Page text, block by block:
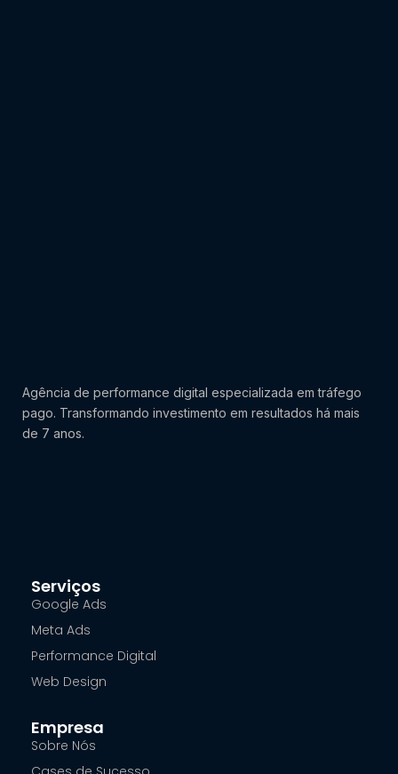
Agência de performance digital especializada em tráfego
pago. Transformando investimento em resultados há mais
de 7 anos.
Serviços
Google Ads
Meta Ads
Performance Digital
Web Design
Empresa
Sobre Nós